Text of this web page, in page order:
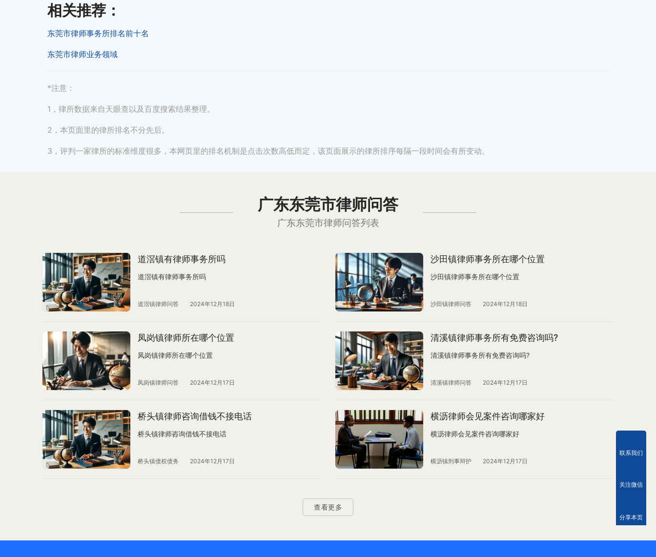
相关推荐 ：
东莞市律师事务所排名前十名
东莞市律师业务领域
*注意：
1，律所数据来自天眼查以及百度搜索结果整理。
2，本页面里的律所排名不分先后。
3，评判一家律所的标准维度很多，本网页里的排名机制是点击次数高低而定，该页面展示的律所排序每隔一段时间会有所变动。
广东东莞市律师问答
广东东莞市律师问答列表
道滘镇有律师事务所吗
道滘镇有律师事务所吗
道滘镇律师问答 2024年12月18日
沙田镇律师事务所在哪个位置
沙田镇律师事务所在哪个位置
沙田镇律师问答 2024年12月18日
凤岗镇律师所在哪个位置
凤岗镇律师所在哪个位置
凤岗镇律师问答 2024年12月17日
清溪镇律师事务所有免费咨询吗?
清溪镇律师事务所有免费咨询吗?
清溪镇律师问答 2024年12月17日
桥头镇律师咨询借钱不接电话
桥头镇律师咨询借钱不接电话
桥头镇债权债务 2024年12月17日
横沥律师会见案件咨询哪家好
横沥律师会见案件咨询哪家好
横沥镇刑事辩护 2024年12月17日
查看更多
联系我们
关注微信
分享本页